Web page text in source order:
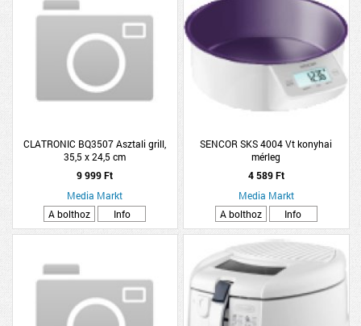
CLATRONIC BQ3507 Asztali grill,
35,5 x 24,5 cm
9 999 Ft
Media Markt
A bolthoz
Info
SENCOR SKS 4004 Vt konyhai
mérleg
4 589 Ft
Media Markt
A bolthoz
Info